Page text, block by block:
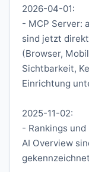
2026-04-01:
- MCP Server:
sind jetzt
(Browser,
Sichtbarkeit,
Einrichtung
2025-11-02:
- Rankings
AI Overview